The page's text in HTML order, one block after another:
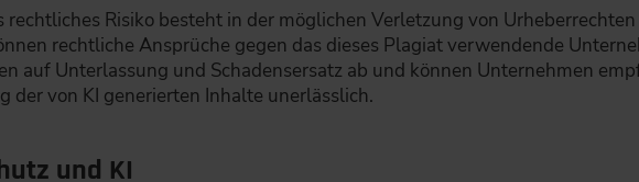
rechtliches Risiko besteht in der möglichen Verletzung von
rechtliche Ansprüche gegen das dieses Plagiat verwendende
auf Unterlassung und Schadensersatz ab und können Unternehmen
der von KI generierten Inhalte unerlässlich.
und KI